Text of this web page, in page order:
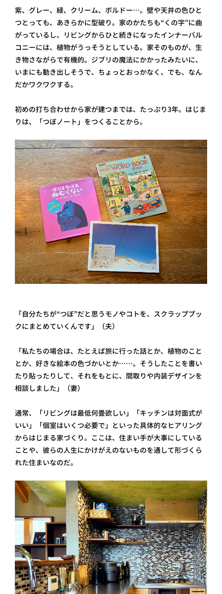
紫、グレー、緑、クリーム、ボルドー…。壁や天井の色ひと
つとっても、あきらかに型破り。家のかたちも“くの字”に曲
がっているし、リビングからひと続きになったインナーバル
コニーには、植物がうっそうとしている。家そのものが、生
き物さながらで有機的。ジブリの魔法にかかったみたいに、
いまにも動き出しそうで、ちょっとおっかなく、でも、なん
だかワクワクする。
初めの打ち合わせから家が建つまでは、たっぷり3年。はじま
りは、「つぼノート」をつくることから。
「自分たちが“つぼ”だと思うモノやコトを、スクラップブッ
クにまとめていくんです」（夫）
「私たちの場合は、たとえば旅に行った話とか、植物のこと
とか、好きな絵本の色づかいとか……。そうしたことを書い
たり貼ったりして、それをもとに、間取りや内装デザインを
相談しました」（妻）
通常、「リビングは最低何畳欲しい」「キッチンは対面式が
いい」「個室はいくつ必要で」といった具体的なヒアリング
からはじまる家づくり。ここは、住まい手が大事にしている
ことや、彼らの人生にかけがえのないものを通して形づくら
れた住まいなのだ。